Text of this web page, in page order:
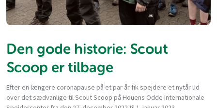
Den gode historie: Scout
Scoop er tilbage
Efter en længere coronapause på et par år fik spejdere et nytår ud
over det sædvanlige til Scout Scoop på Houens Odde Internationale